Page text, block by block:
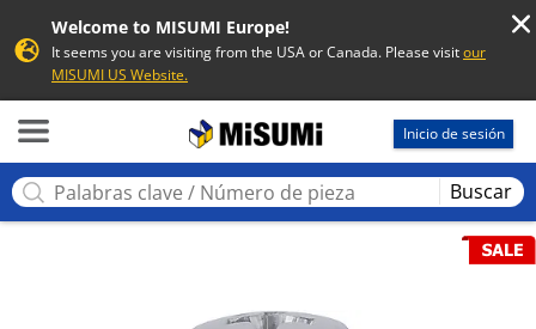
Welcome to MISUMI Europe!
It seems you are visiting from the USA or Canada. Please visitour
MISUMI US Website.
Inicio de sesión
Buscar